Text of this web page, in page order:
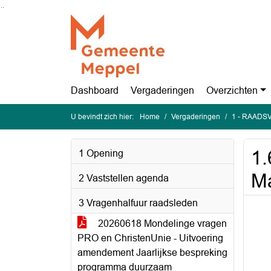
Ga naar de inhoud van deze pagina
Ga naar het zoeken
Ga naar het menu
Dashboard Vergaderingen Overzichten
U bevindt zich hier: Home Vergaderingen 1 -
1 Opening
2 Vaststellen agenda
3 Vragenhalfuur raadsleden
20260618 Mondelinge vragen
PRO en ChristenUnie - Uitvoering
amendement Jaarlijkse bespreking
programma duurzaam